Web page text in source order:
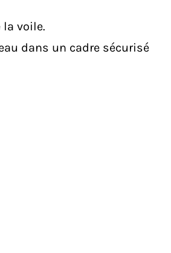
la voile.
dans un cadre sécurisé